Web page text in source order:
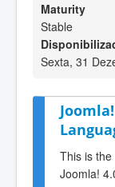
Maturity
Stable
Sexta, 31
This is
Joomla!